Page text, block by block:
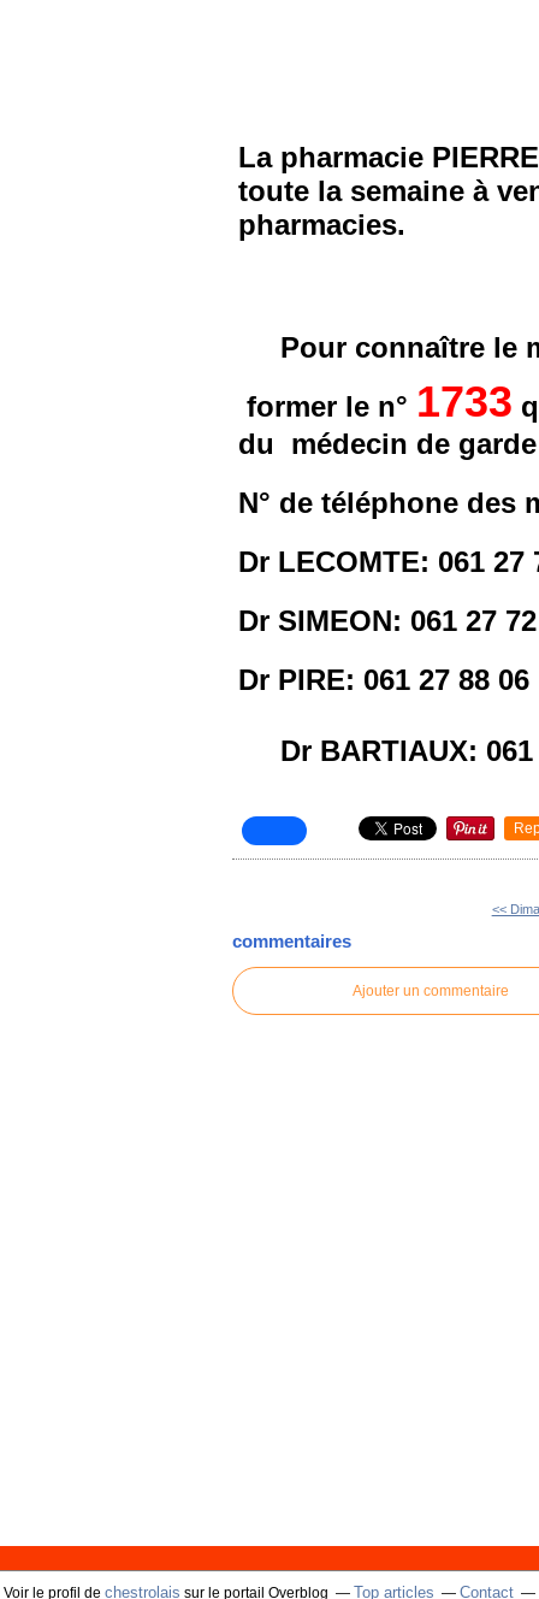
La pharmacie
toute la semaine à
pharmacies.
Pour connaître le
former le n° 1733
du médecin de garde
N° de téléphone des
Dr LECOMTE: 061 27
Dr SIMEON: 061 27
Dr PIRE: 061 27 88 06
Dr BARTIAUX:
<<
commentaires
Ajouter un commentaire
Voir le profil de chestrolais sur le portail Overblog Top articles Contact